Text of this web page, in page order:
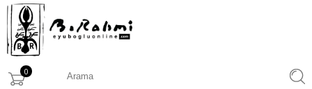
0